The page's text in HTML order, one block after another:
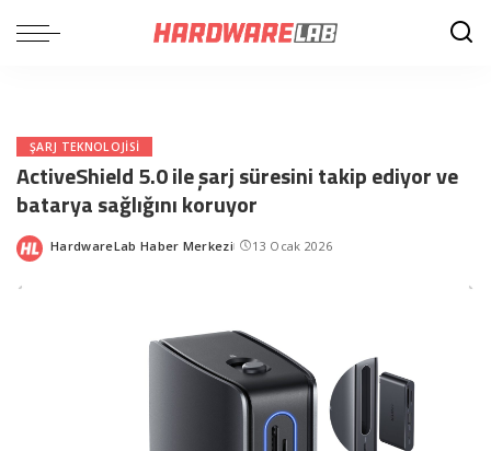
ŞARJ TEKNOLOJISI
ActiveShield 5.0 ile şarj süresini takip ediyor ve
batarya sağlığını koruyor
Posted
HardwareLab Haber Merkezi 13 Ocak 2026